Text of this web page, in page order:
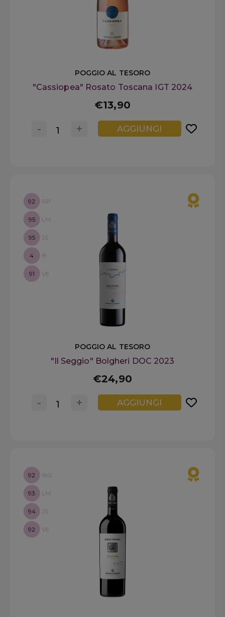
POGGIO AL TESORO
"Cassiopea" Rosato Toscana IGT 2024
€13,90
+
- AGGIUNGI
92 RP
95 LM
95 JS
4 B
91 VE
POGGIO AL TESORO
"Il Seggio" Bolgheri DOC 2023
€24,90
+
- AGGIUNGI
92 WS
93 LM
94 JS
92 VE